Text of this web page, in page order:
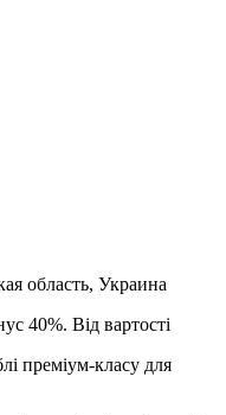
область, Украина
40%. Від вартості
преміум-класу для